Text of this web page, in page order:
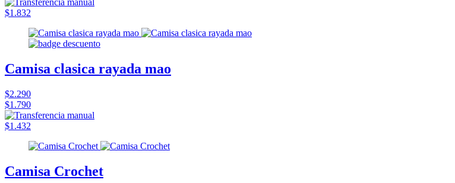
$1.832
Camisa clasica rayada mao
$2.290
$1.790
$1.432
Camisa Crochet